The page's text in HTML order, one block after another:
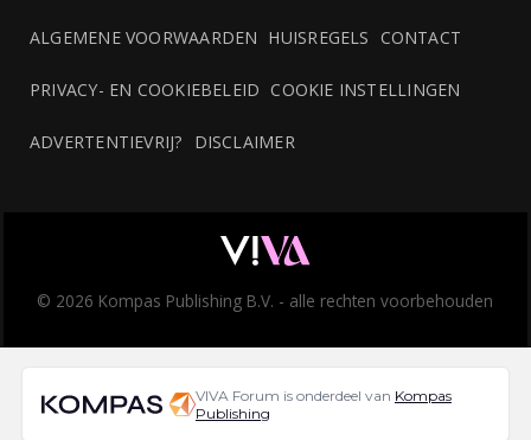
ALGEMENE VOORWAARDEN HUISREGELS CONTACT
PRIVACY- EN COOKIEBELEID COOKIE INSTELLINGEN
ADVERTENTIEVRIJ? DISCLAIMER
© 2026 Kompas Publishing B.V. - alle rechten voorbehouden
VIVA Forum is onderdeel van Kompas
Publishing